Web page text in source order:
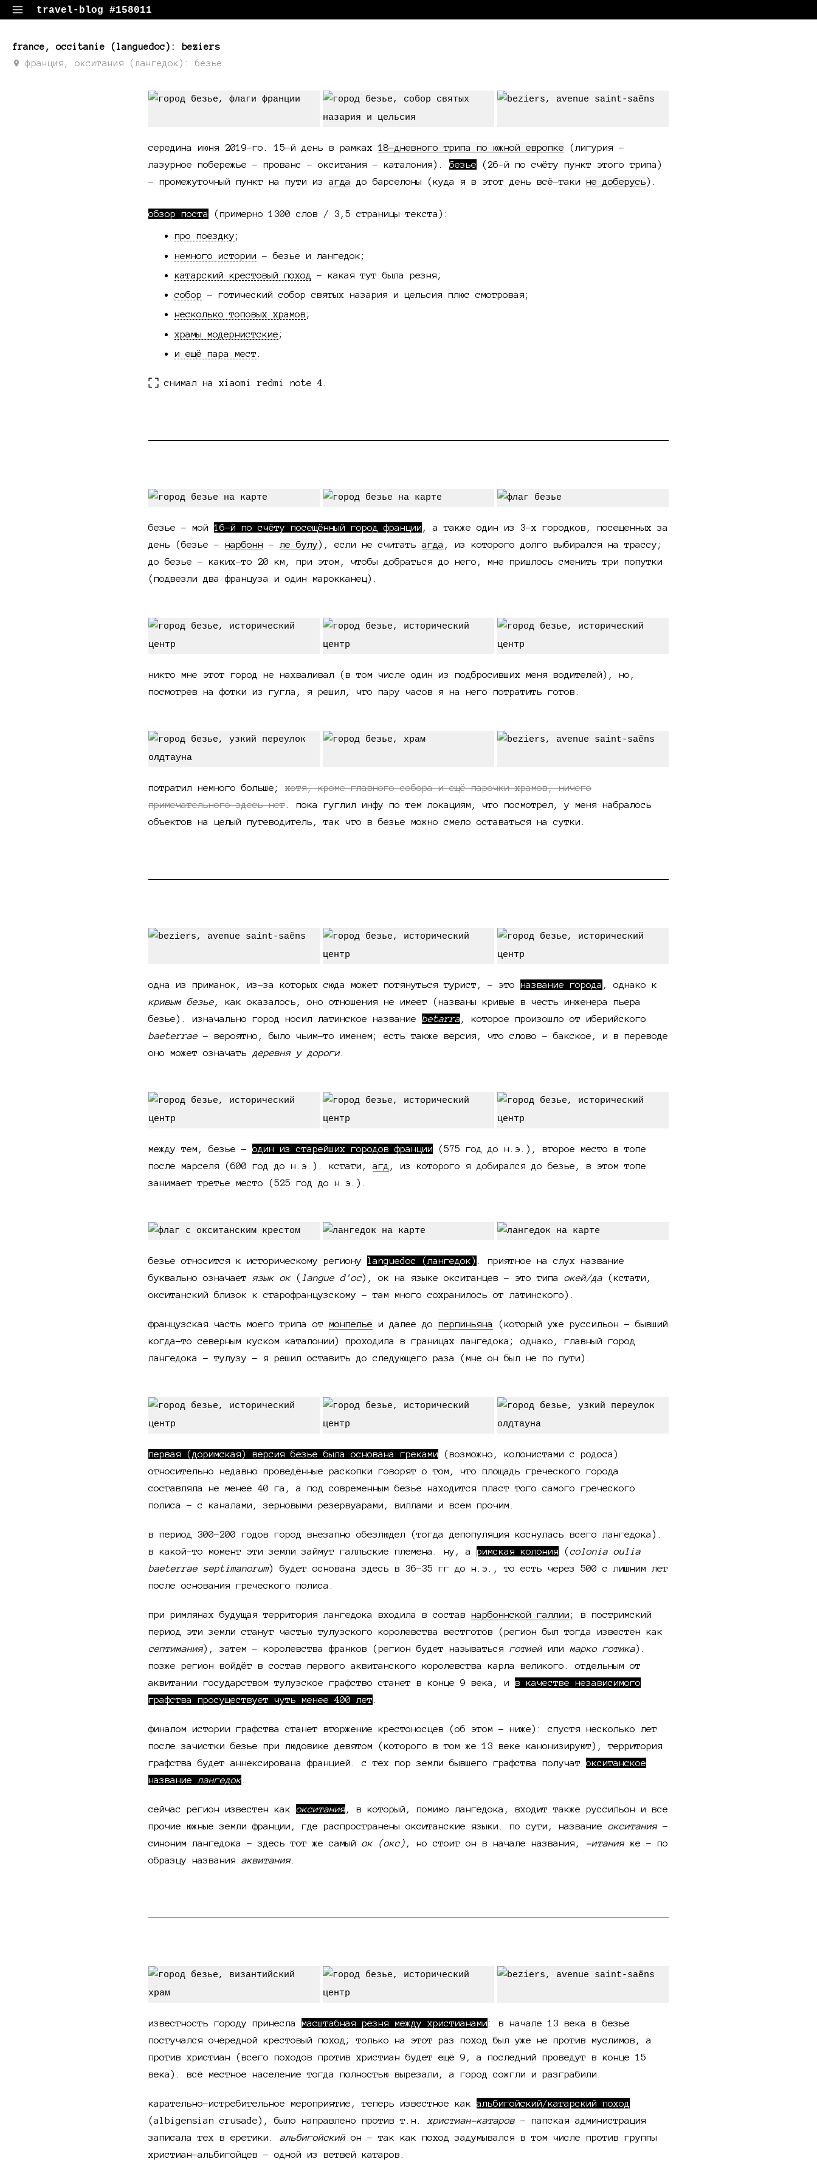
travel-blog #158011
france, occitanie (languedoc): beziers
франция, окситания (лангедок): безье
середина июня 2019-го. 15-й день в рамках18-дневного трипа по южной европке (лигурия -
лазурное побережье - прованс - окситания - каталония). безье (26-й по счёту пункт этого трипа)
- промежуточный пункт на пути изагда до барселоны (куда я в этот день всё-таки не доберусь).
обзор поста (примерно 1300 слов / 3,5 страницы текста):
про поездку;
немного истории - безье и лангедок;
катарский крестовый поход
- какая тут была резня;
собор - готический собор святых назария и цельсия плюс смотровая;
несколько топовых храмов;
храмы модернистские;
и ещё пара мест
снимал на xiaomi redmi note 4.
безье - мой 16-й по счёту посещённый город франции , а также один из 3-х городков, посещенных за
день (безье - нарбонн - ле булу), если не считатьагда , из которого долго выбирался на трассу;
до безье - каких-то 20 км, при этом, чтобы добраться до него, мне пришлось сменить три попутки
(подвезли два француза и один марокканец).
никто мне этот город не нахваливал (в том числе один из подбросивших меня водителей), но,
посмотрев на фотки из гугла, я решил, что пару часов я на него потратить готов.
потратил немного больше; хотя, кроме главного собора и ещё парочки храмов, ничего
примечательного здесь нет . пока гуглил инфу по тем локациям, что посмотрел, у меня набралось
объектов на целый путеводитель, так что в безье можно смело оставаться на сутки.
одна из приманок, из-за которых сюда может потянуться турист, - это название города , однако к
кривым безье, как оказалось, оно отношения не имеет (названы кривые в честь инженера пьера
безье). изначально город носил латинское название betarra, которое произошло от иберийского
baeterrae - вероятно, было чьим-то именем; есть также версия, что слово - бакское, и в переводе
оно может означать деревня у дороги.
между тем, безье - один из старейших городов франции (575 год до н.э.), второе место в топе
после марселя (600 год до н.э.). кстати,агд , из которого я добирался до безье, в этом топе
занимает третье место (525 год до н.э.).
безье относится к историческому региону languedoc (лангедок)
. приятное на слух название
буквально означает язык ок( langue d'oc), ок на языке окситанцев - это типа окей/да (кстати,
окситанский близок к старофранцузскому - там много сохранилось от латинского).
французская часть моего трипа от монпелье и далее до перпиньяна
(который уже руссильон - бывший
когда-то северным куском каталонии) проходила в границах лангедока; однако, главный город
лангедока - тулузу - я решил оставить до следующего раза (мне он был не по пути).
первая (доримская) версия безье была основана греками (возможно, колонистами с родоса).
относительно недавно проведённые раскопки говорят о том, что площадь греческого города
составляла не менее 40 га, а под современным безье находится пласт того самого греческого
полиса - с каналами, зерновыми резервуарами, виллами и всем прочим.
в период 300-200 годов город внезапно обезлюдел (тогда депопуляция коснулась всего лангедока).
в какой-то момент эти земли займут галльские племена. ну, а римская колония (colonia oulia
baeterrae septimanorum) будет основана здесь в 36–35 гг до н.э., то есть через 500 с лишним лет
после основания греческого полиса.
при римлянах будущая территория лангедока входила в состав нарбоннской галлии; в постримский
период эти земли станут частью тулузского королевства вестготов (регион был тогда известен как
септимания), затем - королевства франков (регион будет называться готиейили марко готика).
позже регион войдёт в состав первого аквитанского королевства карла великого. отдельным от
аквитании государством тулузское графство станет в конце 9 века, и в качестве независимого
графства просуществует чуть менее 400 лет
финалом истории графства станет вторжение крестоносцев (об этом - ниже): спустя несколько лет
после зачистки безье при людовике девятом (которого в том же 13 веке канонизируют), территория
графства будет аннексирована францией. с тех пор земли бывшего графства получат окситанское
название лангедок
сейчас регион известен как окситания, в который, помимо лангедока, входит также руссильон и все
прочие южные земли франции, где распространены окситанские языки. по сути, название окситания-
синоним лангедока - здесь тот же самый ок (окс) , но стоит он в начале названия, -итанияже - по
образцу названия аквитания.
известность городу принесла масштабная резня между христианами: в начале 13 века в безье
постучался очередной крестовый поход; только на этот раз поход был уже не против муслимов, а
против христиан (всего походов против христиан будет ещё 9, а последний проведут в конце 15
века). всё местное население тогда полностью вырезали, а город сожгли и разграбили.
карательно-истребительное мероприятие, теперь известное как альбигойский/катарский поход
(albigensian crusade), было направлено против т.н. христиан-катаров - папская администрация
записала тех в еретики. альбигойскийон - так как поход задумывался в том числе против группы
христиан-альбигойцев - одной из ветвей катаров.